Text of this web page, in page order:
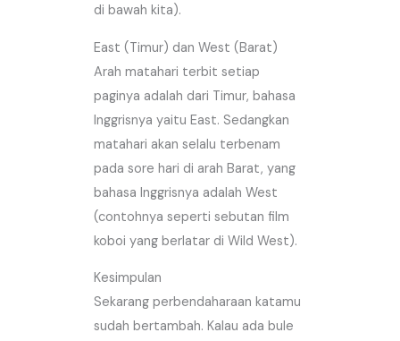
di bawah kita).
East (Timur) dan West (Barat)
Arah matahari terbit setiap
paginya adalah dari Timur, bahasa
Inggrisnya yaitu East. Sedangkan
matahari akan selalu terbenam
pada sore hari di arah Barat, yang
bahasa Inggrisnya adalah West
(contohnya seperti sebutan film
koboi yang berlatar di Wild West).
Kesimpulan
Sekarang perbendaharaan katamu
sudah bertambah. Kalau ada bule